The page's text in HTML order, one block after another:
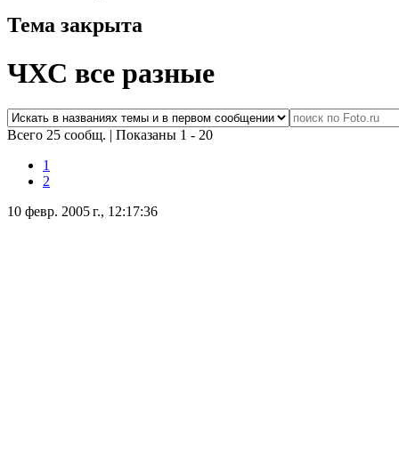
Тема закрыта
ЧХС все разные
Всего 25 сообщ. | Показаны 1 - 20
1
2
10 февр. 2005 г., 12:17:36